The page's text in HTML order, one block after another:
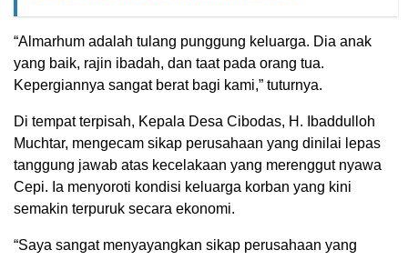
“Almarhum adalah tulang punggung keluarga. Dia anak
yang baik, rajin ibadah, dan taat pada orang tua.
Kepergiannya sangat berat bagi kami,” tuturnya.
Di tempat terpisah, Kepala Desa Cibodas, H. Ibaddulloh
Muchtar, mengecam sikap perusahaan yang dinilai lepas
tanggung jawab atas kecelakaan yang merenggut nyawa
Cepi. Ia menyoroti kondisi keluarga korban yang kini
semakin terpuruk secara ekonomi.
“Saya sangat menyayangkan sikap perusahaan yang